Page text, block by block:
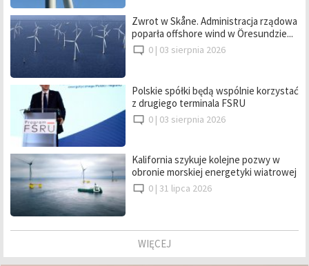
Zwrot w Skåne. Administracja rządowa
poparła offshore wind w Öresundzie...
0 | 03 sierpnia 2026
Polskie spółki będą wspólnie korzystać
z drugiego terminala FSRU
0 | 03 sierpnia 2026
Kalifornia szykuje kolejne pozwy w
obronie morskiej energetyki wiatrowej
0 | 31 lipca 2026
WIĘCEJ